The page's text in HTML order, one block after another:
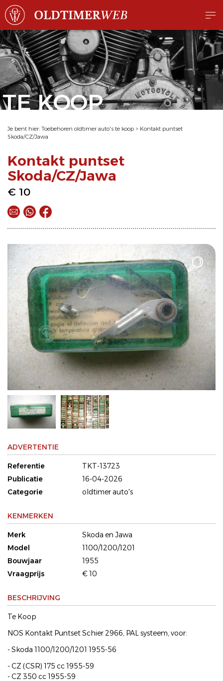
TE KOOP
Je bent hier: Toebehoren oldtimer auto's te koop > Kontakt puntset
Skoda/CZ/Jawa
Kontakt puntset
Skoda/CZ/Jawa
€ 10
ADVERTENTIE
Referentie
TKT-13723
Publicatie
16-04-2026
Categorie
oldtimer auto's
KENMERKEN
Merk
Skoda en Jawa
Model
1100/1200/1201
Bouwjaar
1955
Vraagprijs
€ 10
BESCHRIJVING
Te Koop
NOS Kontakt Puntset Schier 2966, PAL systeem, voor:
- Skoda 1100/1200/1201 1955-56
- CZ (CSR) 175 cc 1955-59
- CZ 350 cc 1955-59